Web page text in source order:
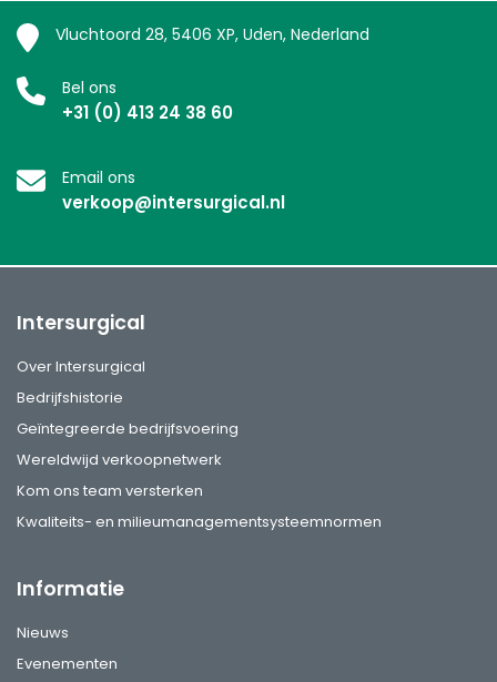
Vluchtoord 28, 5406 XP, Uden, Nederland
Bel ons
+31 (0) 413 24 38 60
Email ons
verkoop@intersurgical.nl
Intersurgical
Over Intersurgical
Bedrijfshistorie
Geïntegreerde bedrijfsvoering
Wereldwijd verkoopnetwerk
Kom ons team versterken
Kwaliteits- en milieumanagementsysteemnormen
Informatie
Nieuws
Evenementen